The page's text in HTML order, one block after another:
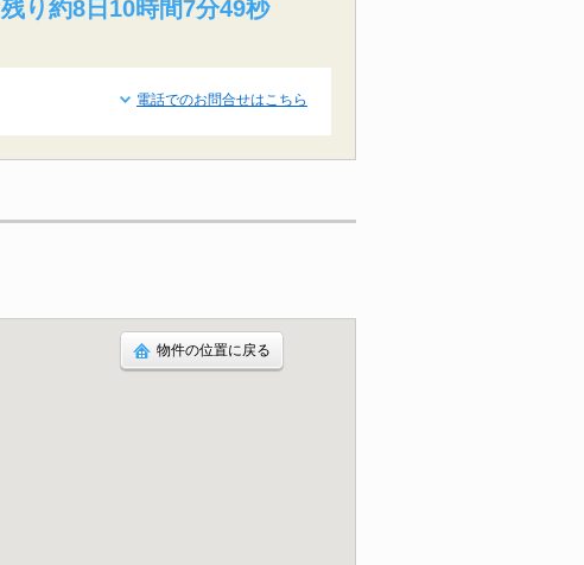
残り約8日10時間7分48秒
電話でのお問合せはこちら
物件の位置に戻る